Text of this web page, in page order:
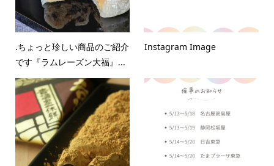
.ちょっと珍しい商品のご紹介
です『ラムレーズン大福』...
Instagram Image